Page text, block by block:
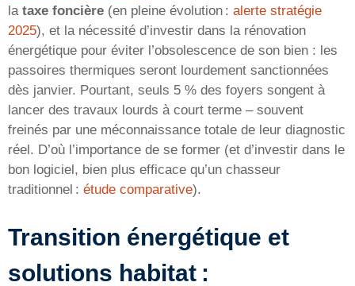
la taxe foncière (en pleine évolution : alerte stratégie
2025), et la nécessité d’investir dans la rénovation
énergétique pour éviter l’obsolescence de son bien : les
passoires thermiques seront lourdement sanctionnées
dès janvier. Pourtant, seuls 5 % des foyers songent à
lancer des travaux lourds à court terme – souvent
freinés par une méconnaissance totale de leur diagnostic
réel. D’où l’importance de se former (et d’investir dans le
bon logiciel, bien plus efficace qu’un chasseur
traditionnel : étude comparative).
Transition énergétique et
solutions habitat :